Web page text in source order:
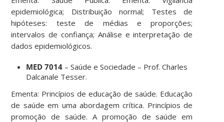
epidemiológica; Distribuição normal; Testes de
hipóteses: teste de médias e proporções;
intervalos de confiança; Análise e interpretação de
dados epidemiológicos.
MED 7014 – Saúde e Sociedade – Prof. Charles
Dalcanale Tesser.
Ementa: Princípios de educação de saúde. Educação
de saúde em uma abordagem crítica. Princípios de
promoção de saúde. A promoção de saúde em